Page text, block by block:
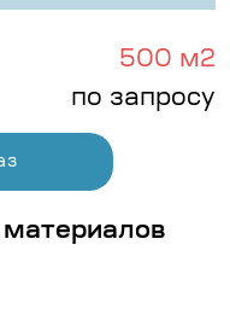
500 м2
по запросу